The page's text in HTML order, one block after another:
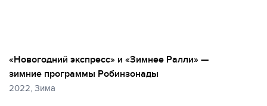
«Новогодний экспресс» и «Зимнее Ралли» —
зимние программы Робинзонады
2022, Зима